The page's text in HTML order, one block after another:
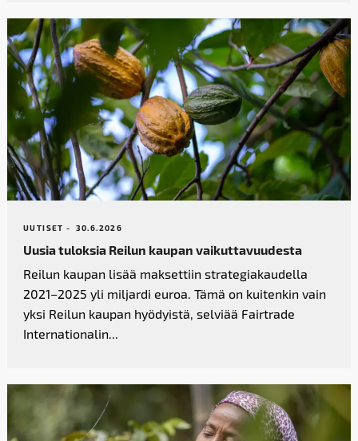
UUTISET - 30.6.2026
Uusia tuloksia Reilun kaupan vaikutta­vuudesta
Reilun kaupan lisää maksettiin strategiakaudella
2021–2025 yli miljardi euroa. Tämä on kuitenkin vain
yksi Reilun kaupan hyödyistä, selviää Fairtrade
Internationalin...